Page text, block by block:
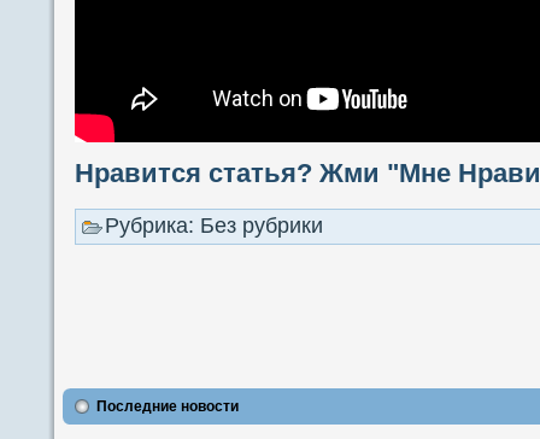
Нравится статья? Жми "Мне
Рубрика: Без рубрики
Последние новости